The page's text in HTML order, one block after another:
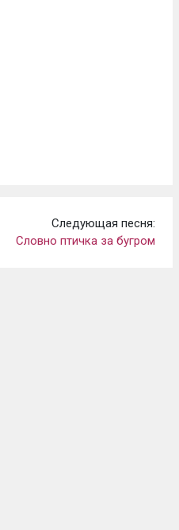
Следующая песня:
Словно птичка за бугром